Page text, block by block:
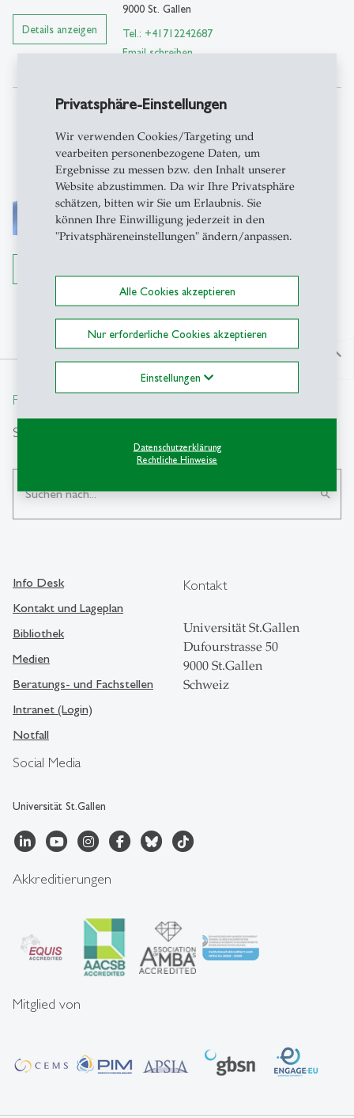
Privatsphäre-Einstellungen
Wir verwenden Cookies/Targeting und
vearbeiten personenbezogene Daten, um
Ergebnisse zu messen bzw. den Inhalt unserer
Website abzustimmen. Da wir Ihre Privatsphäre
schätzen, bitten wir Sie um Erlaubnis. Sie
können Ihre Einwilligung jederzeit in den
"Privatsphäreneinstellungen" ändern/anpassen.
Alle Cookies akzeptieren
Nur erforderliche Cookies akzeptieren
Einstellungen
Datenschutzerklärung
Rechtliche Hinweise
Details anzeigen
9000 St. Gallen
Tel.: +41712242687
Email schreiben
Prof. Dr.
ständige Dozentin, Fachbereich
Gender und Diversity
SHSS-HSG
Müller-Friedberg-Strasse 6/8
Tel.: +41 71 224 2470
north
From insight to impact.
Suche
search
Social Media
Universität St.Gallen
Info Desk
Kontakt und Lageplan
Bibliothek
Medien
Beratungs- und Fachstellen
Intranet (Login)
Notfall
Kontakt
Universität St.Gallen
Dufourstrasse 50
9000 St.Gallen
Schweiz
Akkreditierungen
Mitglied von